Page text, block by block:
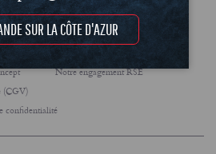
Notre engagement RSE
(CGV)
confidentialité
SUR LA CÔTE D'AZUR